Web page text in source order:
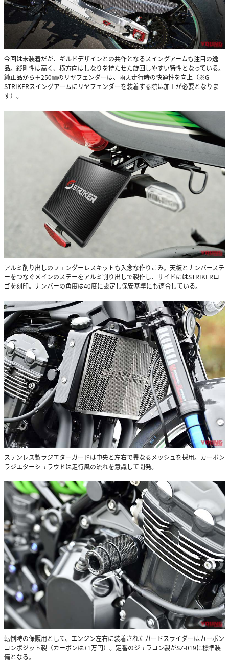
今回は未装着だが、ギルドデザインとの共作となるスイングアームも注目の逸
品。縦剛性は高く、横方向はしなりを持たせた旋回しやすい特性となっている。
純正品から＋250㎜のリヤフェンダーは、雨天走行時の快適性を向上（※G-
STRIKERスイングアームにリヤフェンダーを装着する際は加工が必要となりま
す）。
アルミ削り出しのフェンダーレスキットも入念な作りこみ。天板とナンバーステ
ーをつなぐメインのステーをアルミ削り出しで製作し、サイドにはSTRIKERロ
ゴを刻印。ナンバーの角度は40度に設定し保安基準にも適合している。
ステンレス製ラジエターガードは中央と左右で異なるメッシュを採用。カーボン
ラジエターシュラウドは走行風の流れを意識して開発。
転倒時の保護用として、エンジン左右に装着されたガードスライダーはカーボン
コンポジット製（カーボンは+1万円）。定番のジュラコン製がSZ-019に標準装
備となる。